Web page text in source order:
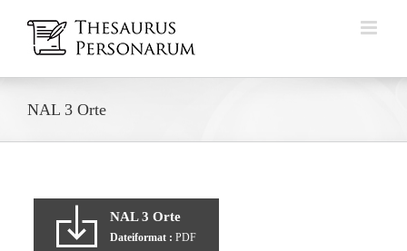
Inhalt
springen
NAL 3 Orte
NAL 3 Orte
Dateiformat : PDF